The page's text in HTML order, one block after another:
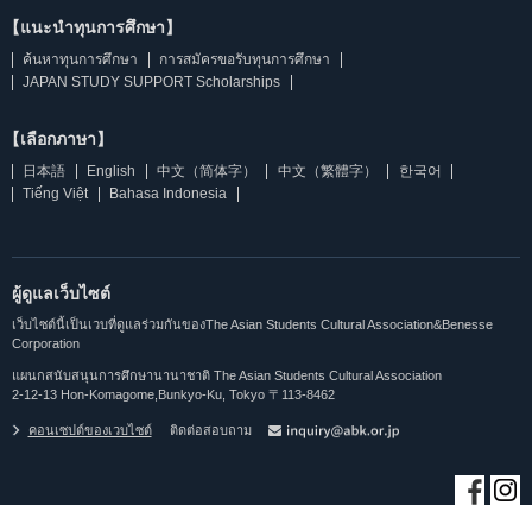
【แนะนำทุนการศึกษา】
ค้นหาทุนการศึกษา
การสมัครขอรับทุนการศึกษา
JAPAN STUDY SUPPORT Scholarships
【เลือกภาษา】
日本語 English 中文（简体字） 中文（繁體字）
한국어
Tiếng Việt
Bahasa Indonesia
ผู้ดูแลเว็บไซต์
เว็บไซต์นี้เป็นเวบที่ดูแลร่วมกันของThe Asian Students Cultural Association&Benesse
Corporation
แผนกสนับสนุนการศึกษานานาชาติ The Asian Students Cultural Association
2-12-13 Hon-Komagome,Bunkyo-Ku, Tokyo 〒113-8462
คอนเซปต์ของเวบไซต์ ติดต่อสอบถาม